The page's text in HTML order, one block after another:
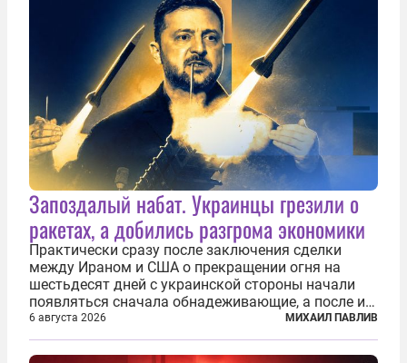
Запоздалый набат. Украинцы грезили о
ракетах, а добились разгрома экономики
Практически сразу после заключения сделки
между Ираном и США о прекращении огня на
шестьдесят дней с украинской стороны начали
появляться сначала обнадеживающие, а после и
вовсе бравурные заявления про некий «перелом»
в войне. Вероятно, в сознании первых лиц
киевского режима и стоящих за ними...
6 августа 2026 МИХАИЛ ПАВЛИВ